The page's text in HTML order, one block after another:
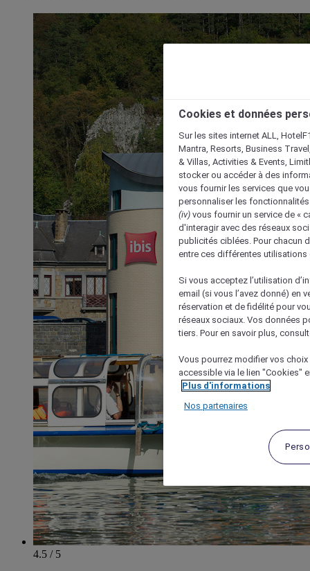
4.5 / 5
Cookies et données
Sur les sites internet ALL,
Mantra, Resorts, Business
& Villas, Activities & Events,
stocker ou accéder à des
vous fournir les services que
personnaliser les
(iv) vous fournir un service de «
d'interagir avec des réseaux
publicités ciblées. Pour chacun
entre ces différentes utilisations
Si vous acceptez l’utilisation
email (si vous l’avez donné) en
réservation et de fidélité pour
réseaux sociaux. Vos données
tiers. Pour en savoir plus,
Vous pourrez modifier vos
accessible via le lien "Cookies"
Plus d'informations
Nos partenaires